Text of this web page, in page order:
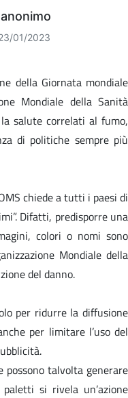
01/2023
della Giornata mondiale
Mondiale della Sanità
salute correlati al fumo,
di politiche sempre più
chiede a tutti i paesi di
Difatti, predisporre una
colori o nomi sono
Mondiale della
del danno.
per ridurre la diffusione
per limitare l’uso del
possono talvolta generare
si rivela un’azione